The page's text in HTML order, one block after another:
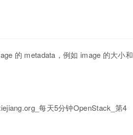
的 metadata，例如 image 的大小和